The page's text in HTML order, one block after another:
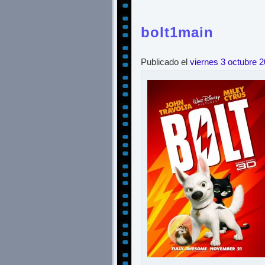
bolt1main
Publicado el viernes 3 octubre